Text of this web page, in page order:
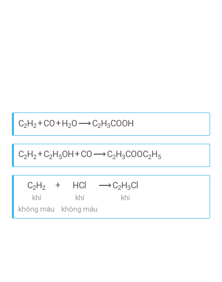
C2H2 + CO+ H2O ⟶ C2H3COOH
C2 H 2 + C2 H 5OH + CO ⟶ C2 H 3COOC2 H 5
C2H 2 + HCl ⟶ C2H 3Cl
khí khí
khí
không màu
không màu